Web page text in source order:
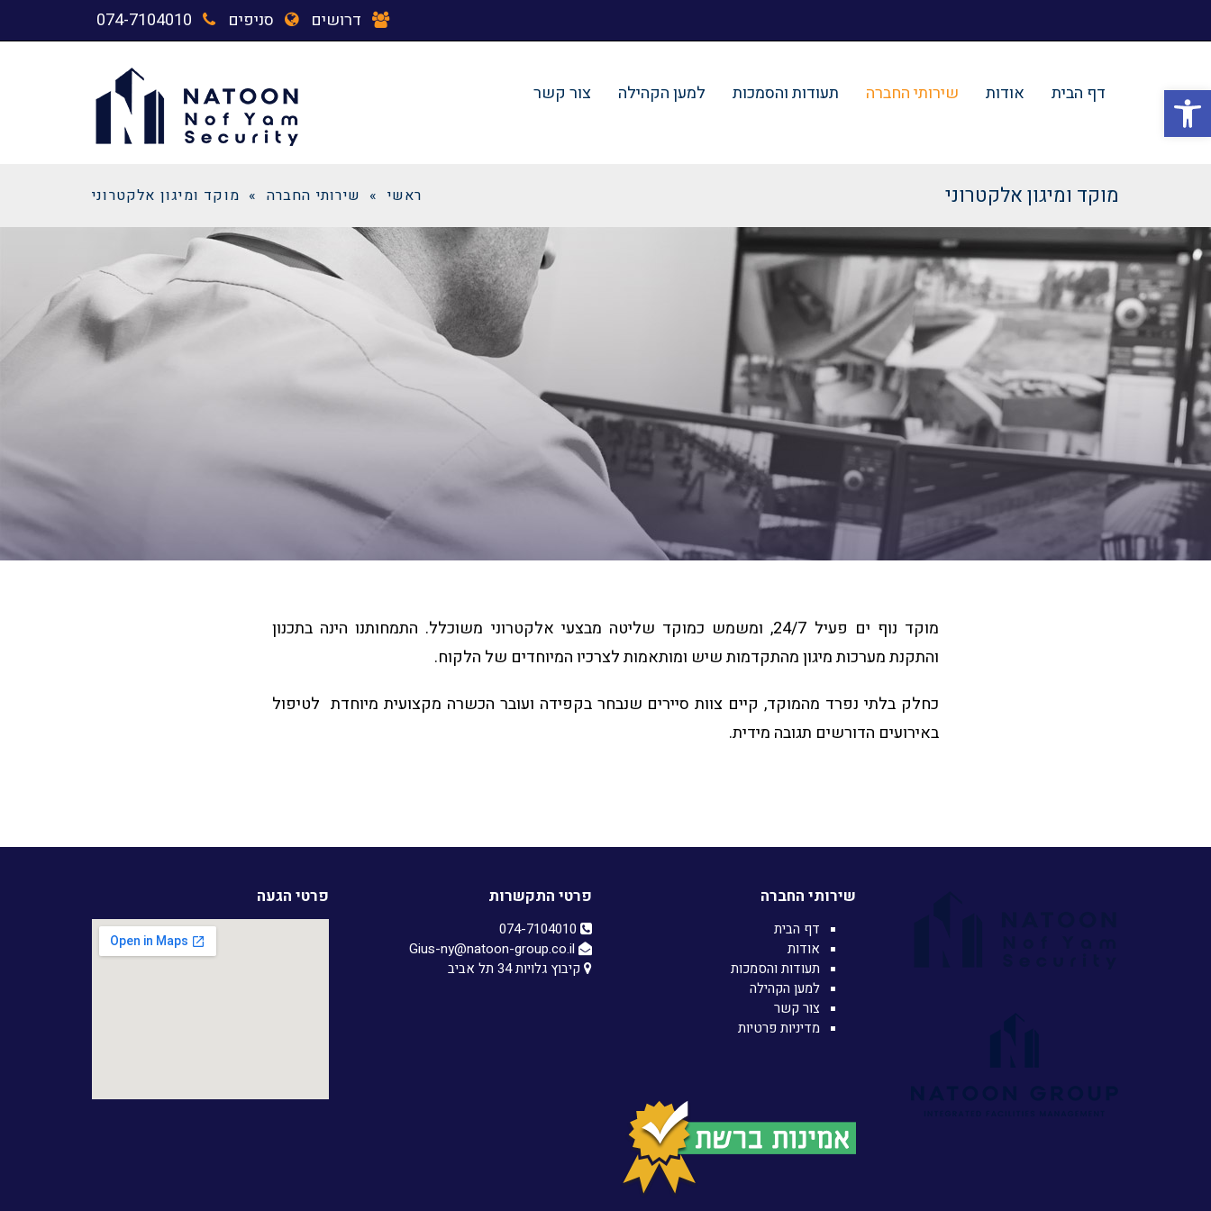
פתח סרגל נגישות
דרושים סניפים 074-7104010
דף הבית אודות שירותי החברה תעודות והסמכות למען הקהילה צור קשר
מוקד ומיגון אלקטרוני ראשי » שירותי החברה » מוקד ומיגון אלקטרוני
מוקד נוף ים פעיל 24/7, ומשמש כמוקד שליטה מבצעי אלקטרוני משוכלל. התמחותנו הינה בתכנון
והתקנת מערכות מיגון מהתקדמות שיש ומותאמות לצרכיו המיוחדים של הלקוח.
כחלק בלתי נפרד מהמוקד, קיים צוות סיירים שנבחר בקפידה ועובר הכשרה מקצועית מיוחדת לטיפול
באירועים הדורשים תגובה מידית.
שירותי החברה
דף הבית
אודות
תעודות והסמכות
למען הקהילה
צור קשר
מדיניות פרטיות
פרטי התקשרות
קיבוץ גלויות 34 תל אביב
פרטי הגעה